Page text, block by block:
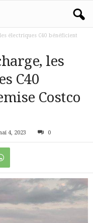
électriques C40 bénéficient
les
C40
Costco
4, 2023 0